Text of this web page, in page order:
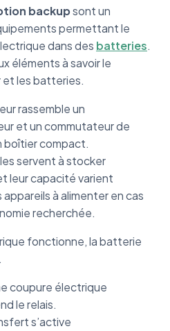
backupsont un
permettant le
dans des batteries.
éléments à savoir le
les batteries.
rassemble un
et un commutateur de
boîtier compact.
servent à stocker
leur capacité varient
à alimenter en cas
recherchée.
fonctionne, la batterie
coupure électrique
le relais.
s’active